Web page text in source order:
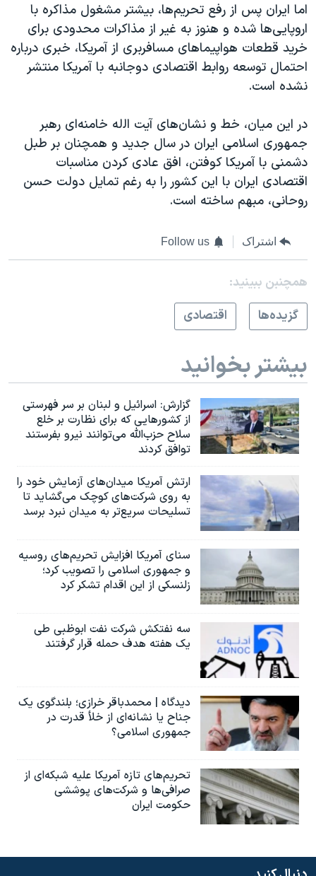
اما ایران پس از رفع تحریم‌ها، بیشتر مشغول مذاکره با
اروپایی‌ها شده و هنوز به غیر از مذاکرات محدودی برای
خرید قطعات هواپیماهای مسافربری از آمریکا، خبری درباره
احتمال توسعه روابط اقتصادی دوجانبه با آمریکا منتشر
نشده است.
در این میان، خط و نشان‌های آیت اﻟله خامنه‌ای رهبر
جمهوری اسلامی ایران در سال جدید و همچنان بر طبل
دشمنی با آمریکا کوفتن، افق عادی کردن مناسبات
اقتصادی ایران با این کشور را به رغم تمایل دولت حسن
روحانی، مبهم ساخته است.
اشتراک Follow us
همچنبن ببینید:
گزيده‌ها
اقتصادی
بیشتر بخوانید
گزارش‌: اسرائيل و لبنان بر سر فهرستی
از کشورهایی که برای نظارت بر خلع
سلاح حزب‌الله می‌توانند نیرو بفرستند
توافق کردند
ارتش آمریکا میدان‌های آزمایش خود را
به روی شرکت‌های کوچک می‌گشاید تا
تسلیحات سریع‌تر به میدان نبرد برسد
سنای آمریکا افزایش تحریم‌های روسیه
و جمهوری اسلامی را تصویب کرد؛
زلنسکی از این اقدام تشکر کرد
سه نفتکش شرکت نفت ابوظبی طی
یک هفته هدف حمله قرار گرفتند
دیدگاه | محمدباقر خرازی؛ بلندگوی یک
جناح یا نشانه‌ای از خلأ قدرت در
جمهوری اسلامی؟
تحریم‌های تازه آمریکا علیه شبکه‌ای از
صرافی‌ها و شرکت‌های پوششی
حکومت ایران